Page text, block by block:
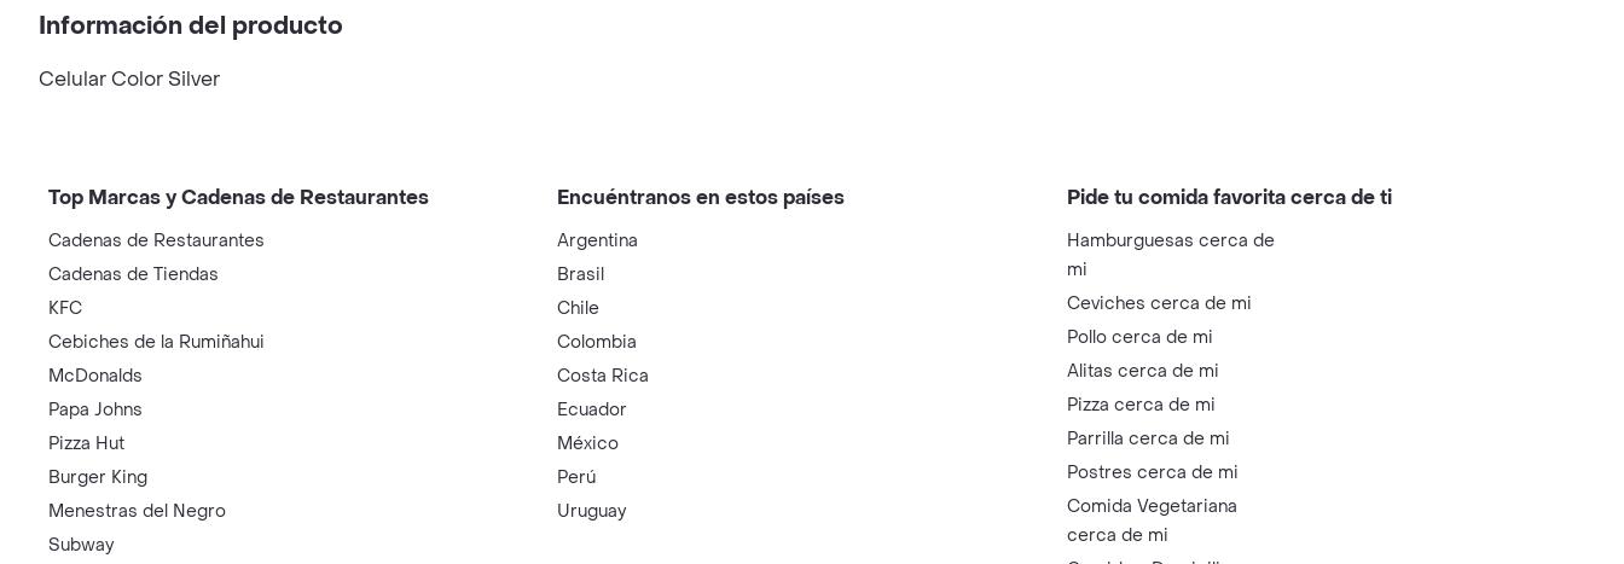
Información del producto
Celular Color Silver
Top Marcas y Cadenas de Restaurantes
Cadenas de Restaurantes
Cadenas de Tiendas
KFC
Cebiches de la Rumiñahui
McDonalds
Papa Johns
Pizza Hut
Burger King
Menestras del Negro
Subway
Encuéntranos en estos países
Argentina
Brasil
Chile
Colombia
Costa Rica
Ecuador
México
Perú
Uruguay
Pide tu comida favorita cerca de ti
Hamburguesas cerca de
mi
Ceviches cerca de mi
Pollo cerca de mi
Alitas cerca de mi
Pizza cerca de mi
Parrilla cerca de mi
Postres cerca de mi
Comida Vegetariana
cerca de mi